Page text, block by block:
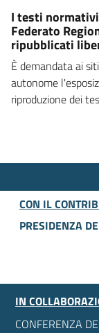
I testi
Federato
ripubblicati
È demandata ai
autonome
riproduzione dei
CON IL
PRESIDENZA
IN
CONFERENZA